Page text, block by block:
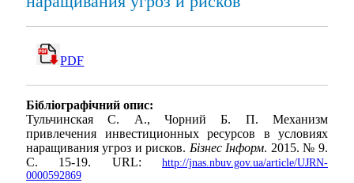
PDF
Бібліографічний опис:
Тульчинская С. А., Чорний Б. П. Механизм
привлечения инвестиционных ресурсов в условиях
наращивания угроз и рисков. Бізнес Інформ. 2015. № 9.
С. 15-19. URL: http://jnas.nbuv.gov.ua/article/UJRN-
0000592869